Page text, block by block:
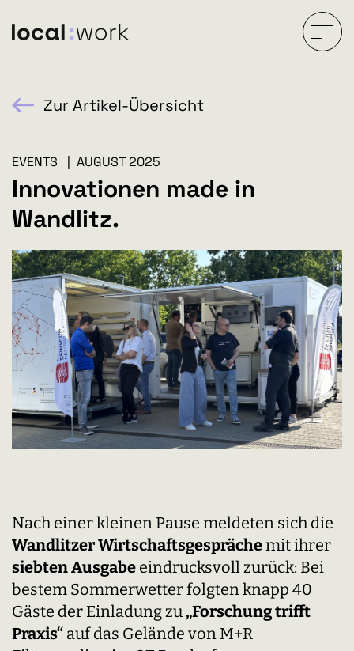
Zur Artikel-Übersicht
EVENTS | AUGUST 2025
Innovationen made in
Wandlitz.
Nach einer kleinen Pause meldeten sich die
Wandlitzer Wirtschaftsgesprächemit ihrer
siebten Ausgabe eindrucksvoll zurück: Bei
bestem Sommerwetter folgten knapp 40
Gäste der Einladung zu „Forschung trifft
Praxis“ auf das Gelände von M+R